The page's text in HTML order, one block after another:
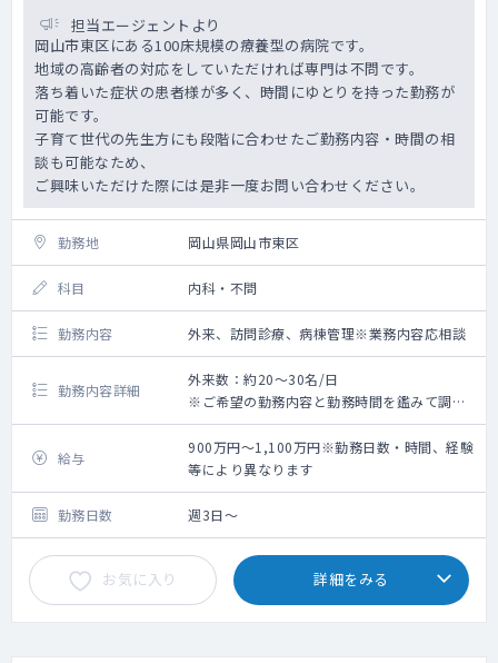
担当エージェントより
岡山市東区にある100床規模の療養型の病院です。
地域の高齢者の対応をしていただければ専門は不問です。
落ち着いた症状の患者様が多く、時間にゆとりを持った勤務が
可能です。
子育て世代の先生方にも段階に合わせたご勤務内容・時間の相
談も可能なため、
ご興味いただけた際には是非一度お問い合わせください。
勤務地 岡山県岡山市東区
科目 内科・不問
勤務内容 外来、訪問診療、病棟管理※業務内容応相談
勤務内容詳細
外来数：約20～30名/日
※ご希望の勤務内容と勤務時間を鑑みて調整
いたします。
<業務内容>
■外来 ：担当コマ数 2コマ程度/週、外
来数 20～30名/日※週1コマでも相談可
■病棟 ：受け持ち患者数 40人程度（相
談により決定）
■訪問診療：担当コマ数は相談により決定
体制：看護師との2名体制（運転は看護師にお
任せいただくこともできます）
往診先：施設中心
給与
900万円～1,100万円※勤務日数・時間、経験
等により異なります
勤務日数 週3日～
お気に入り 詳細をみる